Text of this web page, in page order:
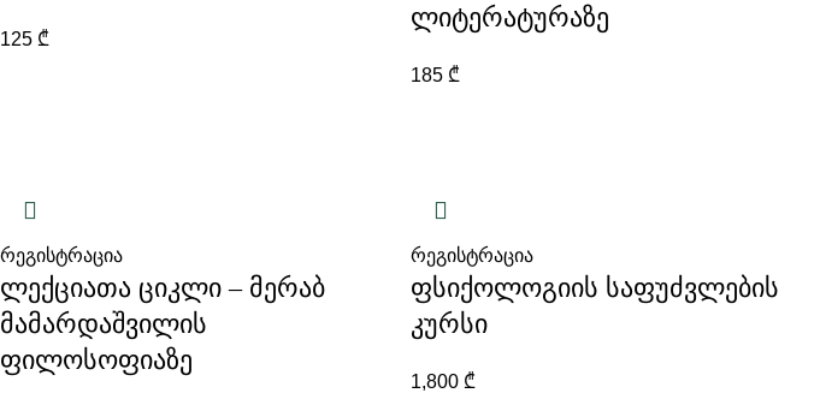
125 ₾
ლიტერატურაზე
185 ₾
რეგისტრაცია
ლექციათა ციკლი – მერაბ
მამარდაშვილის
ფილოსოფიაზე
რეგისტრაცია
ფსიქოლოგიის საფუძვლების
კურსი
1,800 ₾